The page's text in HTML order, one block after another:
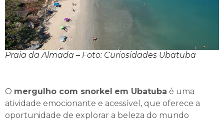
Praia da Almada – Foto: Curiosidades Ubatuba
O mergulho com snorkel em Ubatuba é uma
atividade emocionante e acessível, que oferece a
oportunidade de explorar a beleza do mundo